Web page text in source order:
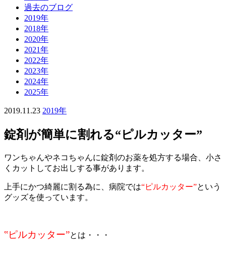
過去のブログ
2019年
2018年
2020年
2021年
2022年
2023年
2024年
2025年
2019.11.23 2019年
錠剤が簡単に割れる“ピルカッター”
ワンちゃんやネコちゃんに錠剤のお薬を処方する場合、小さ
くカットしてお出しする事があります。
上手にかつ綺麗に割る為に、病院では“ピルカッター”という
グッズを使っています。
‟ピルカッター”とは・・・